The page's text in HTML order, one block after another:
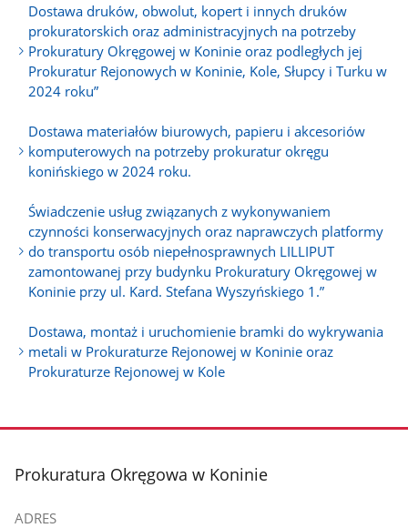
Dostawa druków, obwolut, kopert i innych druków
prokuratorskich oraz administracyjnych na potrzeby
Prokuratury Okręgowej w Koninie oraz podległych jej
Prokuratur Rejonowych w Koninie, Kole, Słupcy i Turku w
2024 roku”
Dostawa materiałów biurowych, papieru i akcesoriów
komputerowych na potrzeby prokuratur okręgu
konińskiego w 2024 roku.
Świadczenie usług związanych z wykonywaniem
czynności konserwacyjnych oraz naprawczych platformy
do transportu osób niepełnosprawnych LILLIPUT
zamontowanej przy budynku Prokuratury Okręgowej w
Koninie przy ul. Kard. Stefana Wyszyńskiego 1.”
Dostawa, montaż i uruchomienie bramki do wykrywania
metali w Prokuraturze Rejonowej w Koninie oraz
Prokuraturze Rejonowej w Kole
stopka
Prokuratura Okręgowa w Koninie
ADRES